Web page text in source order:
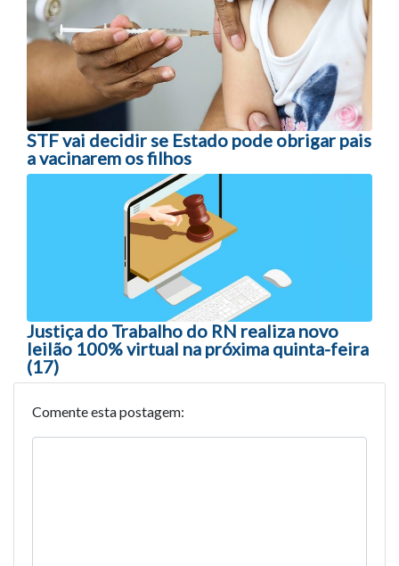
STF vai decidir se Estado pode obrigar pais
a vacinarem os filhos
Justiça do Trabalho do RN realiza novo
leilão 100% virtual na próxima quinta-feira
(17)
Comente esta postagem: